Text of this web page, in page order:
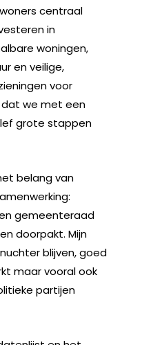
centraal
in
woningen,
en veilige,
voor
dat we met een
grote stappen
belang van
gemeenteraad
doorpakt. Mijn
blijven, goed
maar vooral ook
partijen